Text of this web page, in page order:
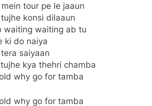
tour pe le jaaun
konsi dilaaun
waiting waiting ab tu
ki do naiya
saiyaan
kya thehri chamba
why go for tamba
why go for tamba